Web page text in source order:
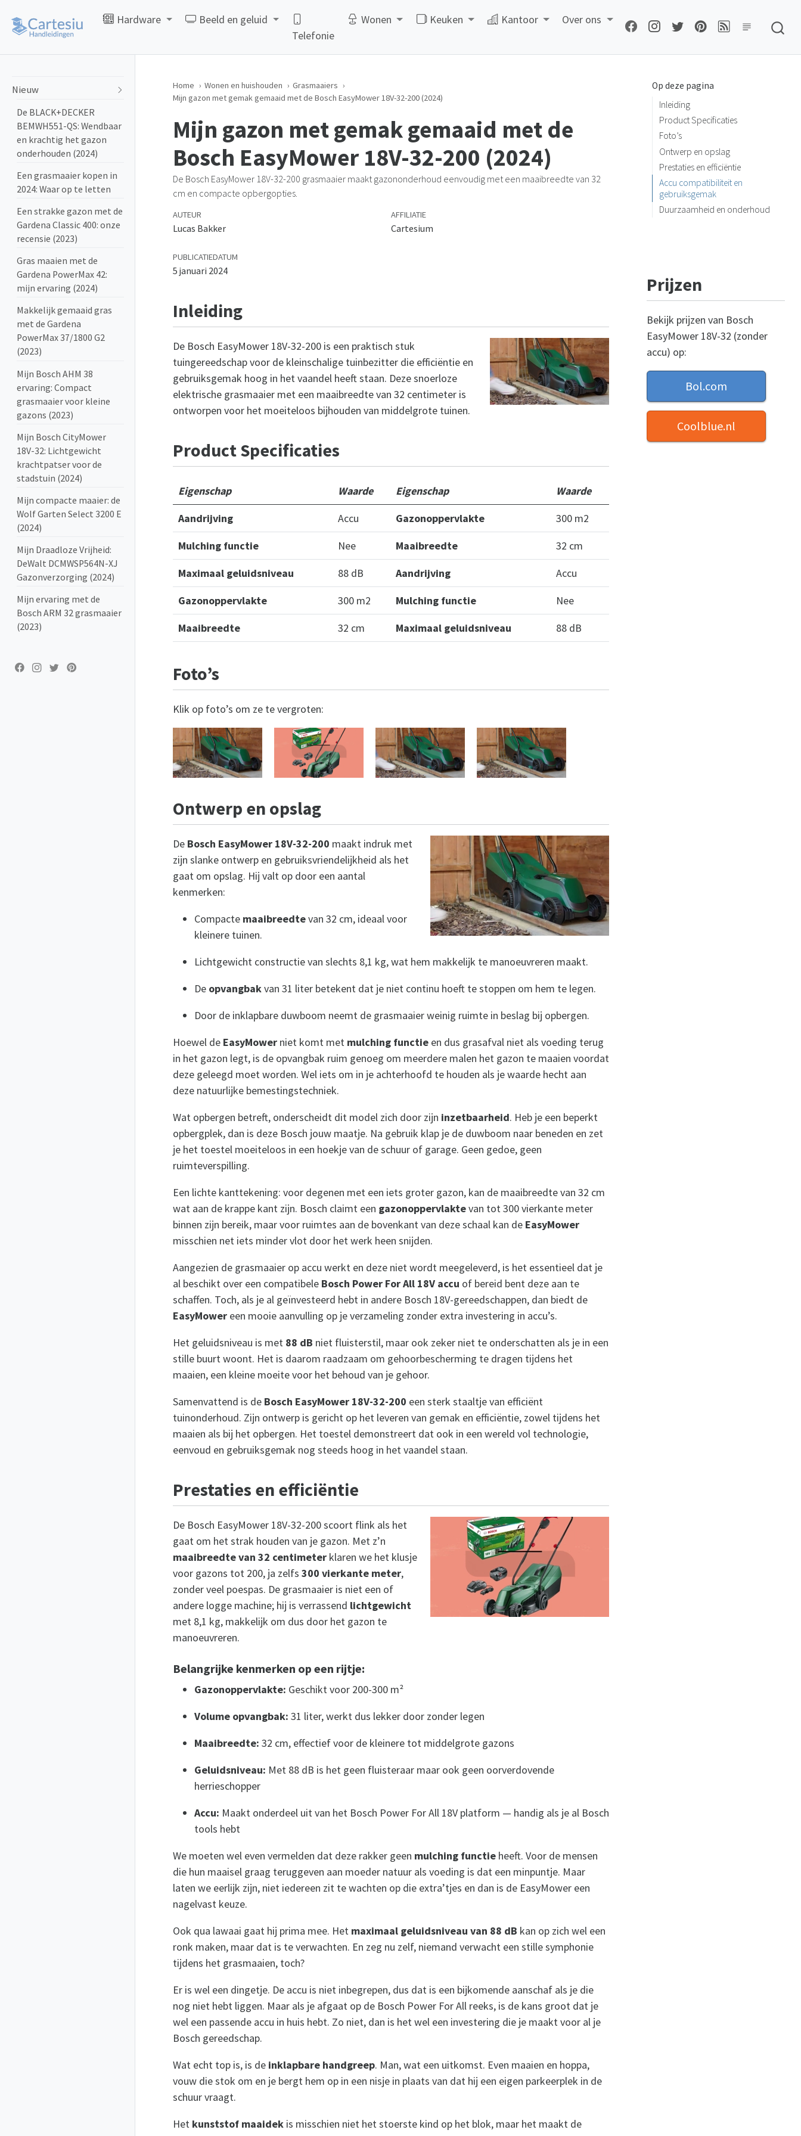
Hardware
Beeld en geluid
Telefonie
Wonen Keuken Kantoor Over ons
Nieuw
De BLACK+DECKER
BEMWH551-QS: Wendbaar
en krachtig het gazon
onderhouden (2024)
Een grasmaaier kopen in
2024: Waar op te letten
Een strakke gazon met de
Gardena Classic 400: onze
recensie (2023)
Gras maaien met de
Gardena PowerMax 42:
mijn ervaring (2024)
Makkelijk gemaaid gras
met de Gardena
PowerMax 37/1800 G2
(2023)
Mijn Bosch AHM 38
ervaring: Compact
grasmaaier voor kleine
gazons (2023)
Mijn Bosch CityMower
18V-32: Lichtgewicht
krachtpatser voor de
stadstuin (2024)
Mijn compacte maaier: de
Wolf Garten Select 3200 E
(2024)
Mijn Draadloze Vrijheid:
DeWalt DCMWSP564N-XJ
Gazonverzorging (2024)
Mijn ervaring met de
Bosch ARM 32 grasmaaier
(2023)
Home Wonen en huishouden
Grasmaaiers
Mijn gazon met gemak gemaaid met de Bosch EasyMower 18V-32-200 (2024)
Mijn gazon met gemak gemaaid met de
Bosch EasyMower 18V-32-200 (2024)
De Bosch EasyMower 18V-32-200 grasmaaier maakt gazononderhoud eenvoudig met een maaibreedte van 32
cm en compacte opbergopties.
AUTEUR AFFILIATIE
Lucas Bakker Cartesium
PUBLICATIEDATUM
5 januari 2024
Inleiding
De Bosch EasyMower 18V-32-200 is een praktisch stuk
tuingereedschap voor de kleinschalige tuinbezitter die efficiëntie en
gebruiksgemak hoog in het vaandel heeft staan. Deze snoerloze
elektrische grasmaaier met een maaibreedte van 32 centimeter is
ontworpen voor het moeiteloos bijhouden van middelgrote tuinen.
Product Specificaties
Eigenschap Waarde Eigenschap
Waarde
Aandrijving
Accu Gazonoppervlakte
300 m2
Mulching functie
Nee Maaibreedte
32 cm
Maximaal geluidsniveau
88 dB Aandrijving
Accu
Gazonoppervlakte
300 m2 Mulching functie
Nee
Maaibreedte
32 cm Maximaal geluidsniveau 88 dB
Foto’s
Klik op foto’s om ze te vergroten:
Ontwerp en opslag
De Bosch EasyMower 18V-32-200 maakt indruk met
zijn slanke ontwerp en gebruiksvriendelijkheid als het
gaat om opslag. Hij valt op door een aantal
kenmerken:
Compacte maaibreedtevan 32 cm, ideaal voor
kleinere tuinen.
Lichtgewicht constructie van slechts 8,1 kg, wat hem makkelijk te manoeuvreren maakt.
De opvangbakvan 31 liter betekent dat je niet continu hoeft te stoppen om hem te legen.
Door de inklapbare duwboom neemt de grasmaaier weinig ruimte in beslag bij opbergen.
Hoewel de EasyMower niet komt met mulching functie en dus grasafval niet als voeding terug
in het gazon legt, is de opvangbak ruim genoeg om meerdere malen het gazon te maaien voordat
deze geleegd moet worden. Wel iets om in je achterhoofd te houden als je waarde hecht aan
deze natuurlijke bemestingstechniek.
Wat opbergen betreft, onderscheidt dit model zich door zijn inzetbaarheid. Heb je een beperkt
opbergplek, dan is deze Bosch jouw maatje. Na gebruik klap je de duwboom naar beneden en zet
je het toestel moeiteloos in een hoekje van de schuur of garage. Geen gedoe, geen
ruimteverspilling.
Een lichte kanttekening: voor degenen met een iets groter gazon, kan de maaibreedte van 32 cm
wat aan de krappe kant zijn. Bosch claimt een gazonoppervlaktevan tot 300 vierkante meter
binnen zijn bereik, maar voor ruimtes aan de bovenkant van deze schaal kan de EasyMower
misschien net iets minder vlot door het werk heen snijden.
Aangezien de grasmaaier op accu werkt en deze niet wordt meegeleverd, is het essentieel dat je
al beschikt over een compatibele Bosch Power For All 18V accu of bereid bent deze aan te
schaffen. Toch, als je al geïnvesteerd hebt in andere Bosch 18V-gereedschappen, dan biedt de
EasyMower een mooie aanvulling op je verzameling zonder extra investering in accu’s.
Het geluidsniveau is met 88 dB niet fluisterstil, maar ook zeker niet te onderschatten als je in een
stille buurt woont. Het is daarom raadzaam om gehoorbescherming te dragen tijdens het
maaien, een kleine moeite voor het behoud van je gehoor.
Samenvattend is de Bosch EasyMower 18V-32-200 een sterk staaltje van efficiënt
tuinonderhoud. Zijn ontwerp is gericht op het leveren van gemak en efficiëntie, zowel tijdens het
maaien als bij het opbergen. Het toestel demonstreert dat ook in een wereld vol technologie,
eenvoud en gebruiksgemak nog steeds hoog in het vaandel staan.
Prestaties en efficiëntie
De Bosch EasyMower 18V-32-200 scoort flink als het
gaat om het strak houden van je gazon. Met z’n
maaibreedte van 32 centimeter klaren we het klusje
voor gazons tot 200, ja zelfs 300 vierkante meter,
zonder veel poespas. De grasmaaier is niet een of
andere logge machine; hij is verrassend lichtgewicht
met 8,1 kg, makkelijk om dus door het gazon te
manoeuvreren.
Belangrijke kenmerken op een rijtje:
Gazonoppervlakte: Geschikt voor 200-300 m²
Volume opvangbak: 31 liter, werkt dus lekker door zonder legen
Maaibreedte: 32 cm, effectief voor de kleinere tot middelgrote gazons
Geluidsniveau: Met 88 dB is het geen fluisteraar maar ook geen oorverdovende
herrieschopper
Accu: Maakt onderdeel uit van het Bosch Power For All 18V platform — handig als je al Bosch
tools hebt
We moeten wel even vermelden dat deze rakker geen mulching functie heeft. Voor de mensen
die hun maaisel graag teruggeven aan moeder natuur als voeding is dat een minpuntje. Maar
laten we eerlijk zijn, niet iedereen zit te wachten op die extra’tjes en dan is de EasyMower een
nagelvast keuze.
Ook qua lawaai gaat hij prima mee. Het maximaal geluidsniveau van 88 dB kan op zich wel een
ronk maken, maar dat is te verwachten. En zeg nu zelf, niemand verwacht een stille symphonie
tijdens het grasmaaien, toch?
Er is wel een dingetje. De accu is niet inbegrepen, dus dat is een bijkomende aanschaf als je die
nog niet hebt liggen. Maar als je afgaat op de Bosch Power For All reeks, is de kans groot dat je
wel een passende accu in huis hebt. Zo niet, dan is het wel een investering die je maakt voor al je
Bosch gereedschap.
Wat echt top is, is de inklapbare handgreep. Man, wat een uitkomst. Even maaien en hoppa,
vouw die stok om en je bergt hem op in een nisje in plaats van dat hij een eigen parkeerplek in de
schuur vraagt.
Het kunststof maaidek is misschien niet het stoerste kind op het blok, maar het maakt de
Op deze pagina
Inleiding
Product Specificaties
Foto’s
Ontwerp en opslag
Prestaties en efficiëntie
Accu compatibiliteit en
gebruiksgemak
Duurzaamheid en onderhoud
Prijzen
Bekijk prijzen van Bosch
EasyMower 18V-32 (zonder
accu) op:
Bol.com
Coolblue.nl